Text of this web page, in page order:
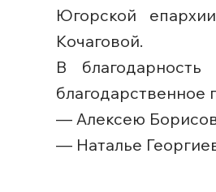
Югорской
Кочаговой.
В
благодарственное
— Алексею
— Наталье